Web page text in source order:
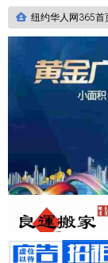
纽约华人网365首